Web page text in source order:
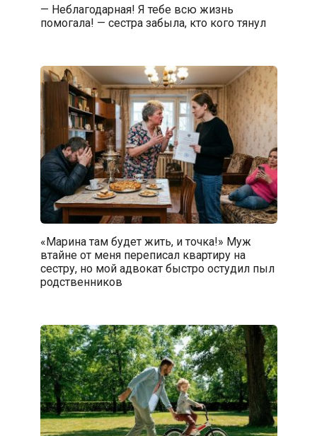
— Неблагодарная! Я тебе всю жизнь
помогала! — сестра забыла, кто кого тянул
«Марина там будет жить, и точка!» Муж
втайне от меня переписал квартиру на
сестру, но мой адвокат быстро остудил пыл
родственников